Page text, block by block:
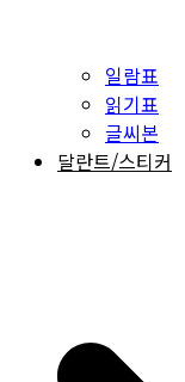
일람표
읽기표
글씨본
달란트/스티커